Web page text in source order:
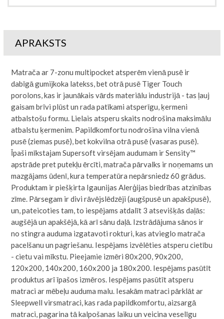
APRAKSTS
Matrača ar 7-zonu multipocket atsperēm vienā pusē ir
dabīgā gumijkoka latekss, bet otrā pusē Tiger Touch
porolons, kas ir jaunākais vārds materiālu industrijā - tas ļauj
gaisam brīvi plūst un rada patīkami atsperīgu, ķermeni
atbalstošu formu. Lielais atsperu skaits nodrošina maksimālu
atbalstu ķermenim. Papildkomfortu nodrošina vilna vienā
pusē (ziemas pusē), bet kokvilna otrā pusē (vasaras pusē).
Īpaši mīkstajam Supersoft virsējam audumam ir Sensity™
apstrāde pret putekļu ērcīti, matrača pārvalks ir noņemams un
mazgājams ūdenī, kura temperatūra nepārsniedz 60 grādus.
Produktam ir piešķirta Igaunijas Alerģijas biedrības atzinības
zīme. Pārsegam ir divi rāvējslēdzēji (augšpusē un apakšpusē),
un, pateicoties tam, to iespējams atdalīt 3 atsevišķās daļās:
augšējā un apakšējā, kā arī sānu daļā. Izstrādājuma sānos ir
no stingra auduma izgatavoti rokturi, kas atvieglo matrača
pacelšanu un pagriešanu. Iespējams izvēlēties atsperu cietību
- cietu vai mīkstu. Pieejamie izmēri 80x200, 90x200,
120x200, 140x200, 160x200 ja 180x200. Iespējams pasūtīt
produktus arī īpašos izmēros. Iespējams pasūtīt atsperu
matraci ar mēbeļu auduma malu. Iesakām matraci pārklāt ar
Sleepwell virsmatraci, kas rada papildkomfortu, aizsargā
matraci, pagarina tā kalpošanas laiku un veicina veselīgu